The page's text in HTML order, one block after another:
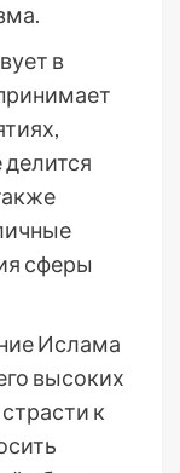
в
делится
сферы
Ислама
высоких
к